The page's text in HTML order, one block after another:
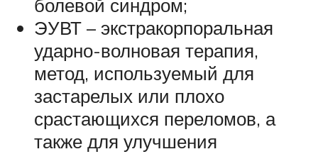
болевой синдром;
ЭУВТ – экстракорпоральная
ударно-волновая терапия,
метод, используемый для
застарелых или плохо
срастающихся переломов, а
также для улучшения